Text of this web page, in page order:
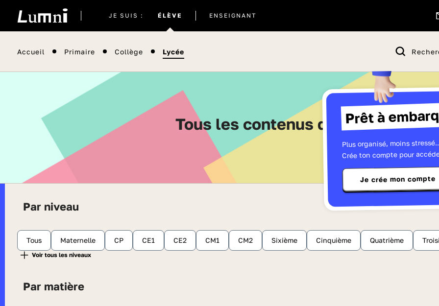
JE SUIS : ÉLÈVE
actuel
ENSEIGNANT
Accueil Primaire Collège Lycée
Prêt à
Plus organisé, moins
Crée ton compte pour
Je crée mon compte
Tous les contenus de Première -
Par niveau
Tous Maternelle CP CE1 CE2 CM1 CM2 Sixième Cinquième Quatrième
Par matière